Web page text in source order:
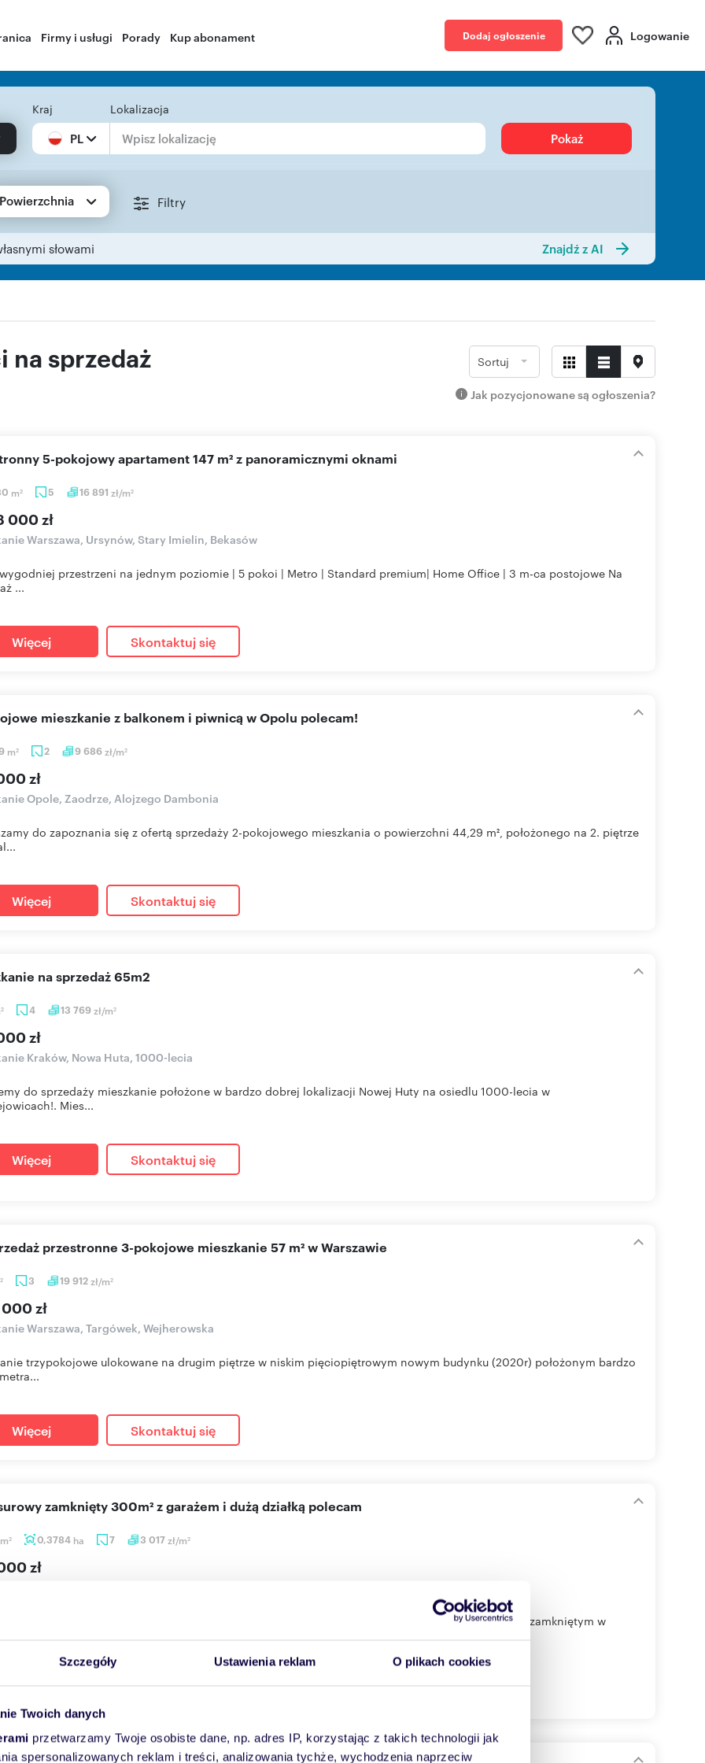
Szczegóły Ustawienia reklam O plikach cookies
Twoich danych
przetwarzamy Twoje osobiste dane, np. adres IP, korzystając z takich technologii jak
spersonalizowanych reklam i treści, analizowania tychże, wychodzenia naprzeciw
Firmy i usługi Porady Kup abonament Dodaj ogłoszenie Logowanie
Kraj
PL
Lokalizacja
Pokaż
Powierzchnia Filtry
słowami Znajdź z AI
na sprzedaż Sortuj
Jak pozycjonowane są ogłoszenia?
m2 5 16 891 zł/m2
5-pokojowy apartament 147 m² z panoramicznymi oknami
000 zł
Warszawa, Ursynów, Stary Imielin, Bekasów
wygodniej przestrzeni na jednym poziomie | 5 pokoi | Metro | Standard premium| Home Office | 3 m-ca postojowe Na
...
Więcej Skontaktuj się
m2 2 9 686zł/m2
mieszkanie z balkonem i piwnicą w Opolu polecam!
zł
Opole, Zaodrze, Alojzego Dambonia
do zapoznania się z ofertą sprzedaży 2-pokojowego mieszkania o powierzchni 44,29 m², położonego na 2. piętrze
Więcej Skontaktuj się
2 4 13 769zł/m2
na sprzedaż 65m2
zł
Kraków, Nowa Huta, 1000-lecia
do sprzedaży mieszkanie położone w bardzo dobrej lokalizacji Nowej Huty na osiedlu 1000-lecia w
Mies...
Więcej Skontaktuj się
2 3 19 912zł/m2
przestronne 3-pokojowe mieszkanie 57 m² w Warszawie
000 zł
Warszawa, Targówek, Wejherowska
trzypokojowe ulokowane na drugim piętrze w niskim pięciopiętrowym nowym budynku (2020r) położonym bardzo
Więcej Skontaktuj się
m2 0,3784 ha 7 3 017zł/m2
surowy zamknięty 300m² z garażem i dużą działką polecam
zł
stanie surowym zamkniętym w dobrej lokalizacji!. Oferujemy do sprzedaży dom w stanie surowym zamkniętym w